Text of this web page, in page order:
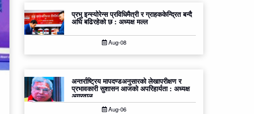
प्रभु इन्स्योरेन्स प्रविधिमैत्री र ग्राहककेन्द्रित बन्दै
अघि बढिरहेको छ : अध्यक्ष मल्ल
Aug-08
अन्तर्राष्ट्रिय मापदण्डअनुसारको लेखापरीक्षण र
प्रभावकारी सुशासन आजको अपरिहार्यता : अध्यक्ष
अग्रवाल
Aug-06